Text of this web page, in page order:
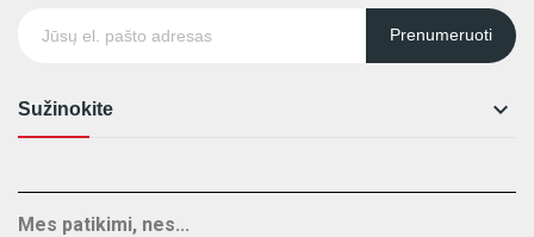
Prenumeruoti
Sužinokite 
Mes patikimi, nes...